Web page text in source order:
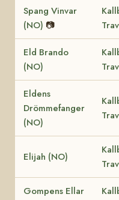
Spang Vinvar
(NO) 📷
Eld Brando
(NO)
Eldens
Drömmefanger
(NO)
Elijah (NO)
Gompens Ellar